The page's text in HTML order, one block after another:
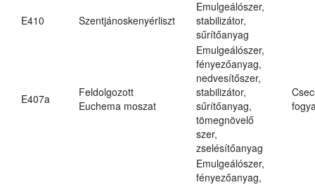
E410 Szentjánoskenyérliszt
Emulgeálószer,
stabilizátor,
sűrítőanyag
E407a
Feldolgozott
Euchema moszat
Emulgeálószer,
fényezőanyag,
nedvesítőszer,
stabilizátor,
sűrítőanyag,
tömegnövelő
szer,
zselésítőanyag
Emulgeálószer,
fényezőanyag,